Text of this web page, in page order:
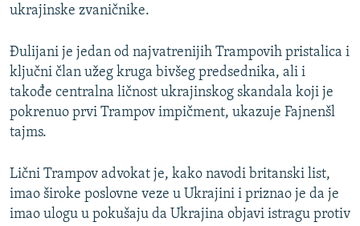
ukrajinske zvaničnike.
Đulijani je jedan od najvatrenijih Trampovih pristalica i
ključni član užeg kruga bivšeg predsednika, ali i
takođe centralna ličnost ukrajinskog skandala koji je
pokrenuo prvi Trampov impičment, ukazuje Fajnenšl
tajms.
Lični Trampov advokat je, kako navodi britanski list,
imao široke poslovne veze u Ukrajini i priznao je da je
imao ulogu u pokušaju da Ukrajina objavi istragu protiv